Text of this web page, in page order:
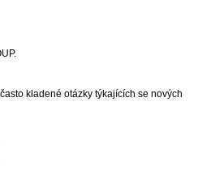
kladené otázky týkajících se nových